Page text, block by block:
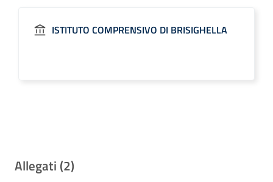
ISTITUTO COMPRENSIVO DI BRISIGHELLA
Allegati (2)